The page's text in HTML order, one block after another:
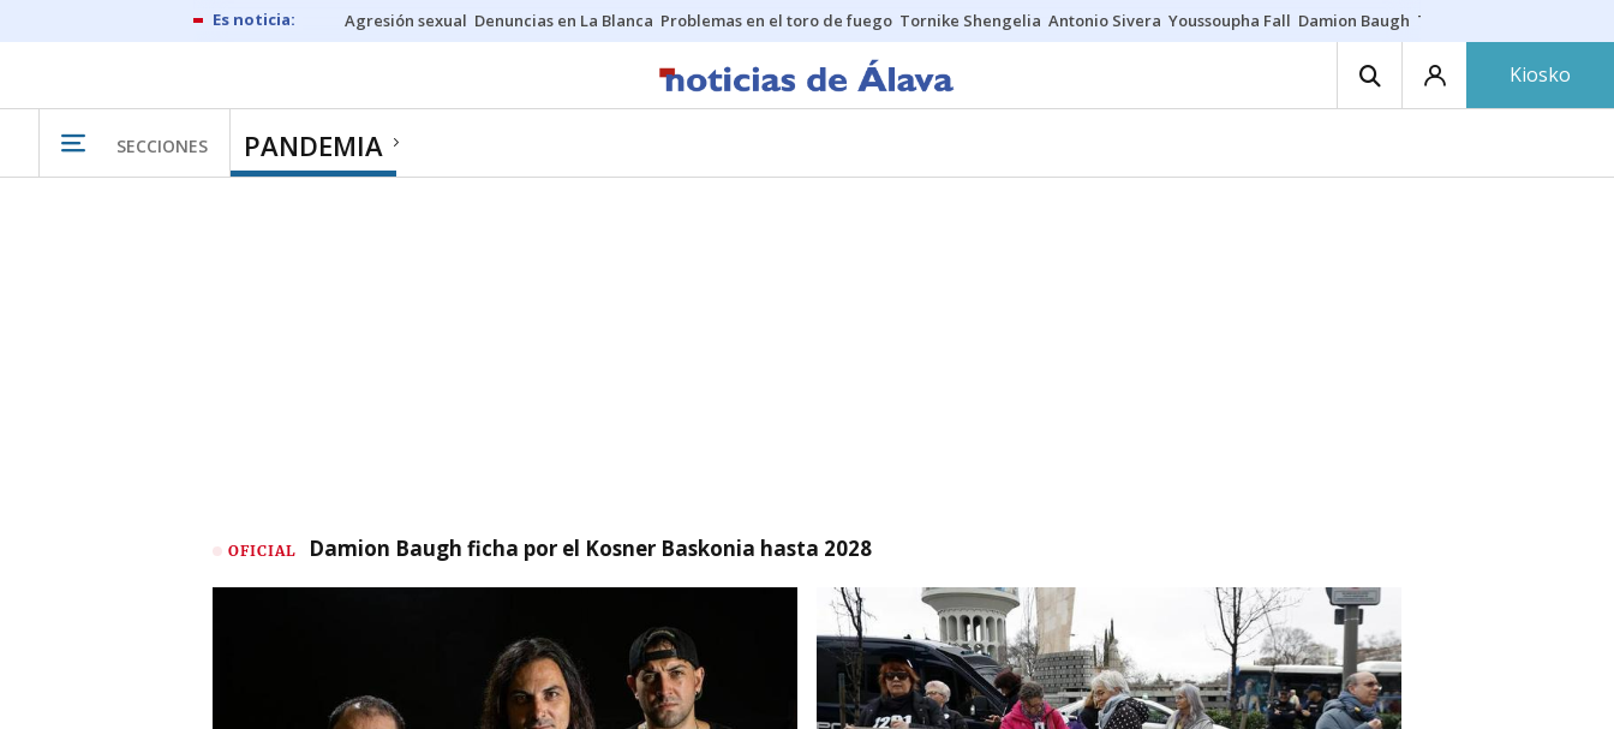
Agresión sexual Denuncias en La Blanca Problemas en el toro de fuego Tornike Shengelia Antonio Sivera Youssoupha Fall Damion Baugh Toro de fuego
Kiosko
SECCIONES PANDEMIA
OFICIAL Damion Baugh ficha por el Kosner Baskonia hasta 2028